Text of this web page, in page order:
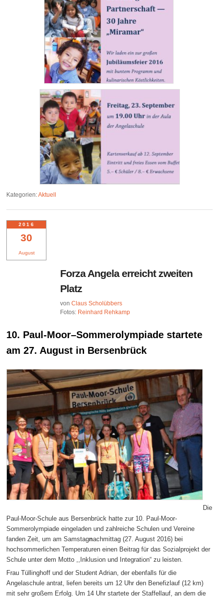
Kategorien:Aktuell
30
August
2016
Forza Angela erreicht zweiten
Platz
vonClaus Scholübbers
Fotos: Reinhard Rehkamp
10. Paul-Moor–Sommerolympiade startete
am 27. August in Bersenbrück
Die
Paul-Moor-Schule aus Bersenbrück hatte zur 10. Paul-Moor-
Sommerolympiade eingeladen und zahlreiche Schulen und Vereine
fanden Zeit, um am Samstagnachmittag (27. August 2016) bei
hochsommerlichen Temperaturen einen Beitrag für das Sozialprojekt der
Schule unter dem Motto ,,Inklusion und Integration“ zu leisten.
Frau Tüllinghoff und der Student Adrian, der ebenfalls für die
Angelaschule antrat, liefen bereits um 12 Uhr den Benefizlauf (12 km)
mit sehr großem Erfolg. Um 14 Uhr startete der Staffellauf, an dem die